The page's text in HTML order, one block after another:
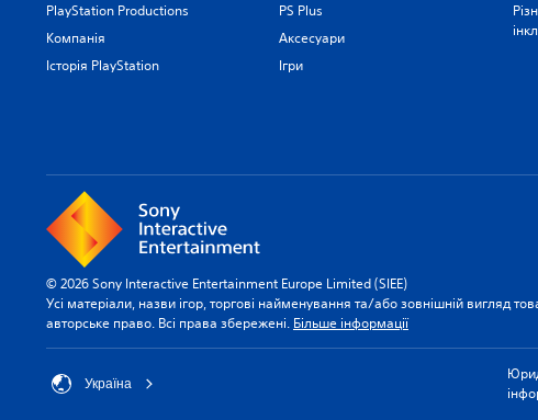
PlayStation Productions
Компанія
Історія PlayStation
PS Plus
Аксесуари
Ігри
© 2026 Sony Interactive Entertainment Europe Limited (SIEE)
Усі матеріали, назви ігор, торгові найменування та/або зовнішній вигляд
авторське право. Всі права збережені. Більше інформації
Україна